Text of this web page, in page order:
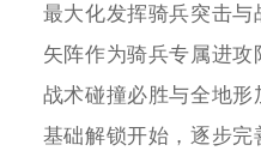
最大化发挥骑兵突击
矢阵作为骑兵专属进
战术碰撞必胜与全地
基础解锁开始，逐步